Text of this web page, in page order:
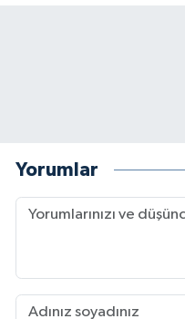
Yorumlar